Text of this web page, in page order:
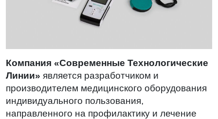
Компания «Современные Технологические
Линии» является разработчиком и
производителем медицинского оборудования
индивидуального пользования,
направленного на профилактику и лечение